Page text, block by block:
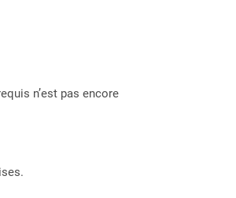
n’est pas encore